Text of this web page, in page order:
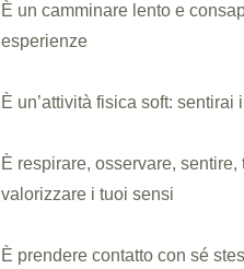
È un camminare lento e
esperienze
È un’attività fisica soft: sentirai
È respirare, osservare,
valorizzare i tuoi sensi
È prendere contatto con sé